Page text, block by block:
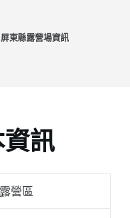
東縣露營場資訊
訊
營區